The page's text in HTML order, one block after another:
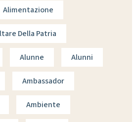
Alimentazione
Della Patria
Alunne Alunni
Ambassador
Ambiente